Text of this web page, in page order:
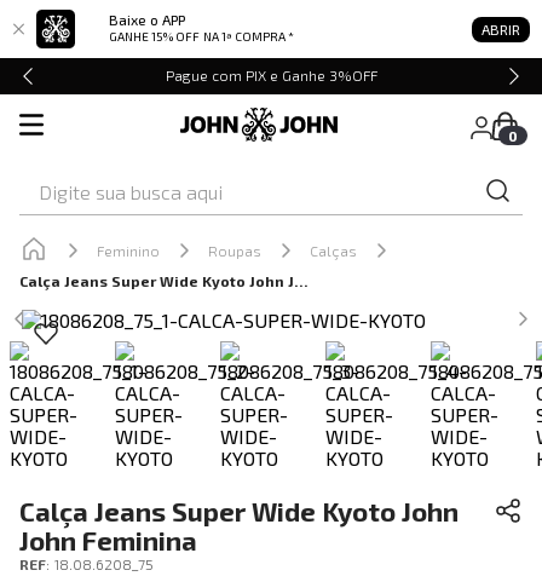
Baixe o APP
GANHE 15% OFF NA 1ª COMPRA * ABRIR
Pague com PIX e Ganhe 3%OFF
0
Feminino Roupas
Calças
Calça Jeans Super Wide Kyoto John John Feminina
Calça Jeans Super Wide Kyoto John
John Feminina
REF: 18.08.6208_75